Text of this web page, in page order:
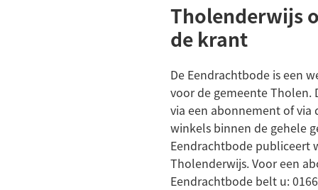
Tholenderwijs
de krant
De Eendrachtbode is een
voor de gemeente Tholen.
via een abonnement of via
winkels binnen de gehele
Eendrachtbode publiceert
Tholenderwijs. Voor een
Eendrachtbode belt u: